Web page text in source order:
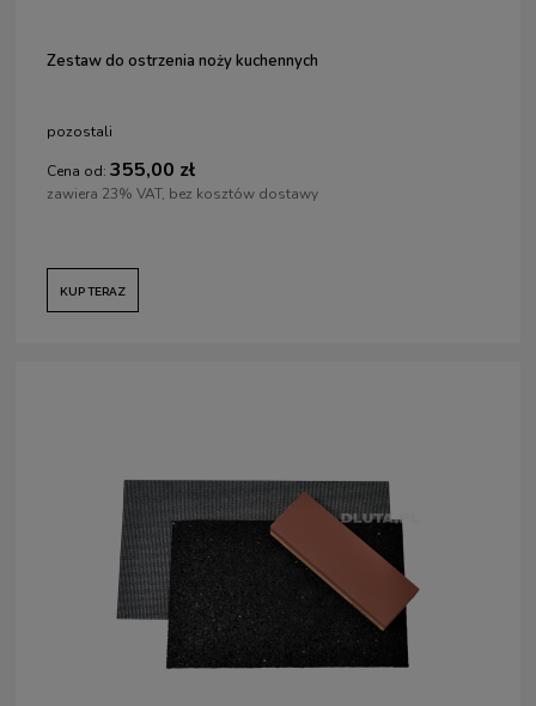
Zestaw do ostrzenia noży kuchennych
pozostali
Cena od: 355,00 zł
zawiera 23% VAT, bez kosztów dostawy
KUP TERAZ